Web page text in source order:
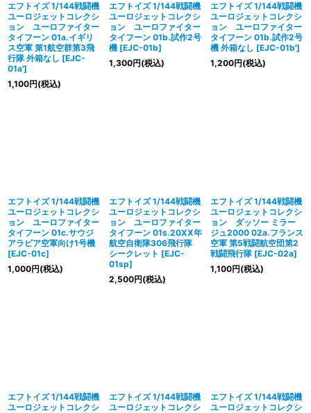
エフトイズ 1/144戦闘機
ユーロジェットコレクシ
ョン ユーロファイター
タイフーン 01a.イギリ
ス空軍 第1航空群第3飛
行隊 外箱なし [EJC-
01a']
1,100円(税込)
エフトイズ 1/144戦闘機
ユーロジェットコレクシ
ョン ユーロファイター
タイフーン 01b.試作2号
機 [EJC-01b]
1,300円(税込)
エフトイズ 1/144戦闘機
ユーロジェットコレクシ
ョン ユーロファイター
タイフーン 01b.試作2号
機 外箱なし [EJC-01b']
1,200円(税込)
エフトイズ 1/144戦闘機
ユーロジェットコレクシ
ョン ユーロファイター
タイフーン 01c.サウジ
アラビア空軍向け1号機
[EJC-01c]
1,000円(税込)
エフトイズ 1/144戦闘機
ユーロジェットコレクシ
ョン ユーロファイター
タイフーン 01s.20XX年
航空自衛隊306飛行隊
シークレット [EJC-
01sp]
2,500円(税込)
エフトイズ 1/144戦闘機
ユーロジェットコレクシ
ョン ダッソー ミラー
ジュ2000 02a.フランス
空軍 第5戦闘航空団第2
戦闘飛行隊 [EJC-02a]
1,100円(税込)
エフトイズ 1/144戦闘機
ユーロジェットコレクシ
エフトイズ 1/144戦闘機
ユーロジェットコレクシ
エフトイズ 1/144戦闘機
ユーロジェットコレクシ